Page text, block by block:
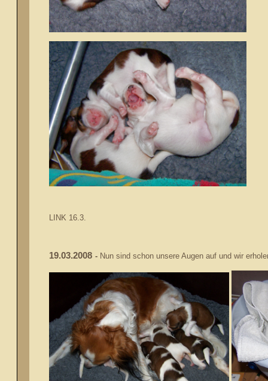
LINK 16.3.
19.03.2008 - Nun sind schon unsere Augen auf und wir